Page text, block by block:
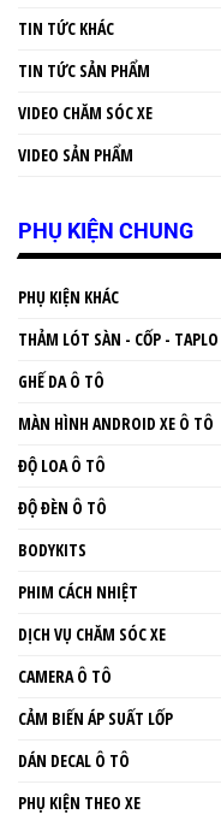
TIN TỨC KHÁC
TIN TỨC SẢN PHẨM
VIDEO CHĂM SÓC XE
VIDEO SẢN PHẨM
PHỤ KIỆN CHUNG
PHỤ KIỆN KHÁC
THẢM LÓT SÀN - CỐP - TAPLO
GHẾ DA Ô TÔ
MÀN HÌNH ANDROID XE Ô TÔ
ĐỘ LOA Ô TÔ
ĐỘ ĐÈN Ô TÔ
BODYKITS
PHIM CÁCH NHIỆT
DỊCH VỤ CHĂM SÓC XE
CAMERA Ô TÔ
CẢM BIẾN ÁP SUẤT LỐP
DÁN DECAL Ô TÔ
PHỤ KIỆN THEO XE